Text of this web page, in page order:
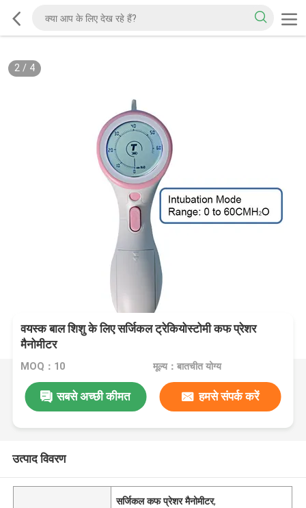
2/ 4
वयस्क बाल शिशु के लिए सर्जिकल ट्रेकियोस्टोमी कफ प्रेशर
मैनोमीटर
MOQ：10 मूल्य：बातचीत योग्य
सबसे अच्छी कीमत हमसे संपर्क करें
उत्पाद विवरण
सर्जिकल कफ प्रेशर मैनोमीटर,